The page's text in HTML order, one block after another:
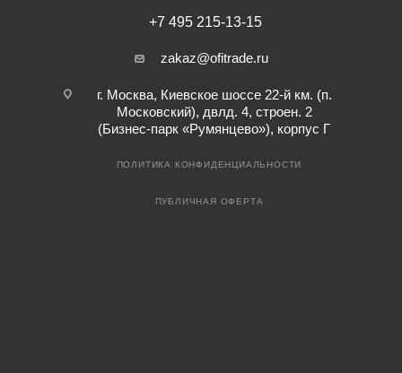
+7 495 215-13-15
zakaz@ofitrade.ru
г. Москва, Киевское шоссе 22-й км. (п.
Московский), двлд. 4, строен. 2
(Бизнес-парк «Румянцево»), корпус Г
ПОЛИТИКА КОНФИДЕНЦИАЛЬНОСТИ
ПУБЛИЧНАЯ ОФЕРТА